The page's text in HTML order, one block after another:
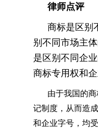
律师点评
商标是区别
别不同市场主
是区别不同企
商标专用权和
由于我国的
记制度，从而造
和企业字号，均